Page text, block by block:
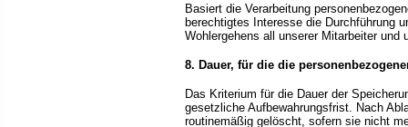
Basiert die Verarbeitung
berechtigtes Interesse die Durchführung
Wohlergehens all unserer Mitarbeiter und
8. Dauer, für die die
Das Kriterium für die Dauer der
gesetzliche Aufbewahrungsfrist. Nach
routinemäßig gelöscht, sofern sie nicht